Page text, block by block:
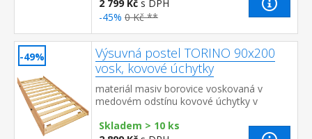
2 799 Kč s DPH
-45% 0 Kč **
-49%
Výsuvná postel TORINO 90x200
vosk, kovové úchytky
materiál masiv borovice voskovaná v
medovém odstínu kovové úchytky v
mosaz výsuvná na kolečkách, cena bez
Skladem > 10 ks